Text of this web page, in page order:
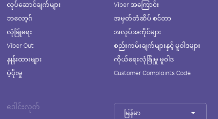
လုပ်ဆောင်ချက်များ
ဘလော့ဂ်
လုံခြုံရေး
Viber Out
နှုန်းထားများ
ပံ့ပိုးမှု
Viber အကြောင်း
အမှတ်တံဆိပ် စင်တာ
အလုပ်အကိုင်များ
စည်းကမ်းချက်များနှင့် မူဝါဒများ
ကိုယ်ရေးလုံခြုံမှု မူဝါဒ
Customer Complaints Code
ဒေါင်းလုတ်
မြန်မာ